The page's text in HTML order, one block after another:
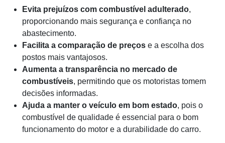
Evita prejuízos com combustível adulterado,
proporcionando mais segurança e confiança no
abastecimento.
Facilita a comparação de preços e a escolha dos
postos mais vantajosos.
Aumenta a transparência no mercado de
combustíveis, permitindo que os motoristas tomem
decisões informadas.
Ajuda a manter o veículo em bom estado, pois o
combustível de qualidade é essencial para o bom
funcionamento do motor e a durabilidade do carro.